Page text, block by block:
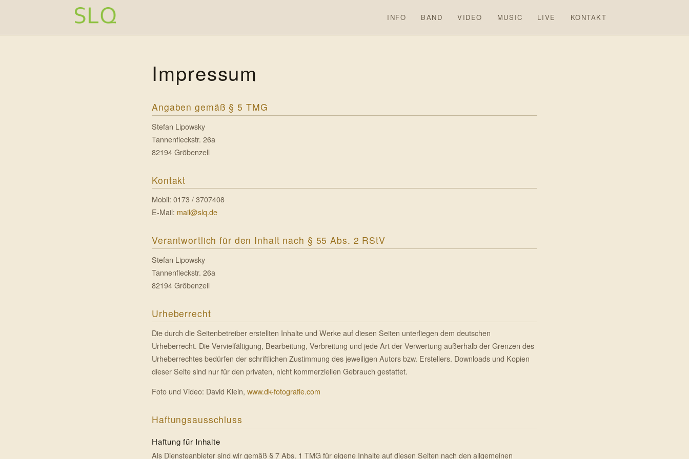
INFO BAND VIDEO MUSIC LIVE KONTAKT
Impressum
Angaben gemäß § 5 TMG
Stefan Lipowsky
Tannenfleckstr. 26a
82194 Gröbenzell
Kontakt
Mobil: 0173 / 3707408
E-Mail: mail@slq.de
Verantwortlich für den Inhalt nach § 55 Abs. 2 RStV
Stefan Lipowsky
Tannenfleckstr. 26a
82194 Gröbenzell
Urheberrecht
Die durch die Seitenbetreiber erstellten Inhalte und Werke auf diesen Seiten unterliegen dem deutschen
Urheberrecht. Die Vervielfältigung, Bearbeitung, Verbreitung und jede Art der Verwertung außerhalb der Grenzen des
Urheberrechtes bedürfen der schriftlichen Zustimmung des jeweiligen Autors bzw. Erstellers. Downloads und Kopien
dieser Seite sind nur für den privaten, nicht kommerziellen Gebrauch gestattet.
Foto und Video: David Klein, www.dk-fotografie.com
Haftungsausschluss
Haftung für Inhalte
Als Diensteanbieter sind wir gemäß § 7 Abs. 1 TMG für eigene Inhalte auf diesen Seiten nach den allgemeinen